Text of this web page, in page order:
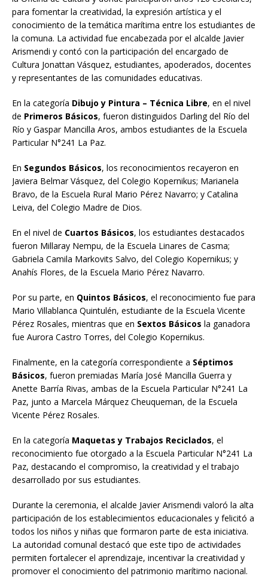
para fomentar la creatividad, la expresión artística y el
conocimiento de la temática marítima entre los estudiantes de
la comuna. La actividad fue encabezada por el alcalde Javier
Arismendi y contó con la participación del encargado de
Cultura Jonattan Vásquez, estudiantes, apoderados, docentes
y representantes de las comunidades educativas.
En la categoría Dibujo y Pintura – Técnica Libre, en el nivel
de Primeros Básicos, fueron distinguidos Darling del Río del
Río y Gaspar Mancilla Aros, ambos estudiantes de la Escuela
Particular N°241 La Paz.
En Segundos Básicos, los reconocimientos recayeron en
Javiera Belmar Vásquez, del Colegio Kopernikus; Marianela
Bravo, de la Escuela Rural Mario Pérez Navarro; y Catalina
Leiva, del Colegio Madre de Dios.
En el nivel de Cuartos Básicos, los estudiantes destacados
fueron Millaray Nempu, de la Escuela Linares de Casma;
Gabriela Camila Markovits Salvo, del Colegio Kopernikus; y
Anahís Flores, de la Escuela Mario Pérez Navarro.
Por su parte, en Quintos Básicos, el reconocimiento fue para
Mario Villablanca Quintulén, estudiante de la Escuela Vicente
Pérez Rosales, mientras que en Sextos Básicos la ganadora
fue Aurora Castro Torres, del Colegio Kopernikus.
Finalmente, en la categoría correspondiente a Séptimos
Básicos, fueron premiadas María José Mancilla Guerra y
Anette Barría Rivas, ambas de la Escuela Particular N°241 La
Paz, junto a Marcela Márquez Cheuqueman, de la Escuela
Vicente Pérez Rosales.
En la categoría Maquetas y Trabajos Reciclados, el
reconocimiento fue otorgado a la Escuela Particular N°241 La
Paz, destacando el compromiso, la creatividad y el trabajo
desarrollado por sus estudiantes.
Durante la ceremonia, el alcalde Javier Arismendi valoró la alta
participación de los establecimientos educacionales y felicitó a
todos los niños y niñas que formaron parte de esta iniciativa.
La autoridad comunal destacó que este tipo de actividades
permiten fortalecer el aprendizaje, incentivar la creatividad y
promover el conocimiento del patrimonio marítimo nacional.